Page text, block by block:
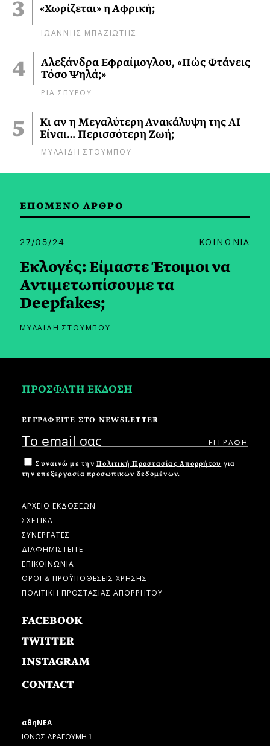
«Χωρίζεται» η Αφρική;
ΙΩΑΝΝΗΣ ΜΠΑΖΙΩΤΗΣ
Αλεξάνδρα Εφραίμογλου, «Πώς Φτάνεις
Τόσο Ψηλά;»
ΡΙΑ ΣΠΥΡΟΥ
Κι αν η Μεγαλύτερη Ανακάλυψη της AI
Είναι… Περισσότερη Ζωή;
ΜΥΛΑΙΔΗ ΣΤΟΥΜΠΟΥ
ΕΠΟΜΕΝΟ ΑΡΘΡΟ
27/05/24 ΚΟΙΝΩΝΙΑ
Εκλογές: Είμαστε Έτοιμοι να
Αντιμετωπίσουμε τα
Deepfakes;
ΜΥΛΑΙΔΗ ΣΤΟΥΜΠΟΥ
ΠΡΟΣΦΑΤΗ ΕΚΔΟΣΗ
ΕΓΓΡΑΦΕΙΤΕ ΣΤΟ NEWSLETTER
Συναινώ με την Πολιτική Προστασίας Απορρήτου για
την επεξεργασία προσωπικών δεδομένων.
ΑΡΧΕΙΟ ΕΚΔΟΣΕΩΝ
ΣΧΕΤΙΚΑ
ΣΥΝΕΡΓΑΤΕΣ
ΔΙΑΦΗΜΙΣΤΕΙΤΕ
ΕΠΙΚΟΙΝΩΝΙΑ
ΟΡΟΙ & ΠΡΟΫΠΟΘΕΣΕΙΣ ΧΡΗΣΗΣ
ΠΟΛΙΤΙΚΗ ΠΡΟΣΤΑΣΙΑΣ ΑΠΟΡΡΗΤΟΥ
FACEBOOK
TWITTER
INSTAGRAM
CONTACT
αθηΝΕΑ
ΙΩΝΟΣ ΔΡΑΓΟΥΜΗ 1